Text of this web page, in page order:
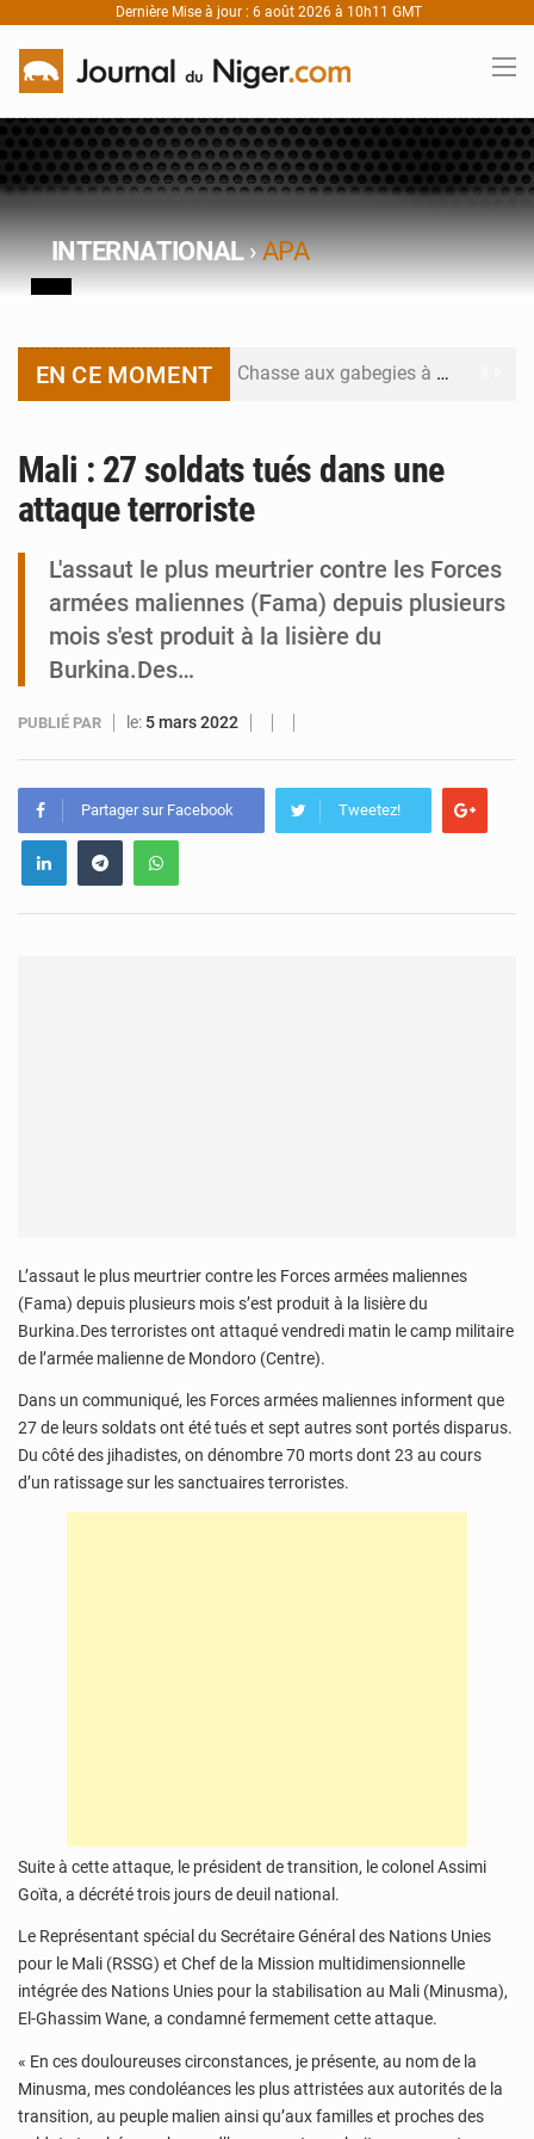
Dernière Mise à jour : 6 août 2026 à 10h11 GMT
INTERNATIONAL›APA
EN CE MOMENT Chasse aux gabegies à Niamey : 74 milliards de FCFA recouvrés par la COLDEFF
Niger : le ministère du Pétrole mise sur la performance
Niamey : Mohamed Toumba enchaîne les audiences
Mali : 27 soldats tués dans une
attaque terroriste
L'assaut le plus meurtrier contre les Forces
armées maliennes (Fama) depuis plusieurs
mois s'est produit à la lisière du
Burkina.Des…
PUBLIÉ PAR le: 5 mars 2022
Partager sur Facebook Tweetez!
L’assaut le plus meurtrier contre les Forces armées maliennes
(Fama) depuis plusieurs mois s’est produit à la lisière du
Burkina.Des terroristes ont attaqué vendredi matin le camp militaire
de l’armée malienne de Mondoro (Centre).
Dans un communiqué, les Forces armées maliennes informent que
27 de leurs soldats ont été tués et sept autres sont portés disparus.
Du côté des jihadistes, on dénombre 70 morts dont 23 au cours
d’un ratissage sur les sanctuaires terroristes.
Suite à cette attaque, le président de transition, le colonel Assimi
Goïta, a décrété trois jours de deuil national.
Le Représentant spécial du Secrétaire Général des Nations Unies
pour le Mali (RSSG) et Chef de la Mission multidimensionnelle
intégrée des Nations Unies pour la stabilisation au Mali (Minusma),
El-Ghassim Wane, a condamné fermement cette attaque.
« En ces douloureuses circonstances, je présente, au nom de la
Minusma, mes condoléances les plus attristées aux autorités de la
transition, au peuple malien ainsi qu’aux familles et proches des